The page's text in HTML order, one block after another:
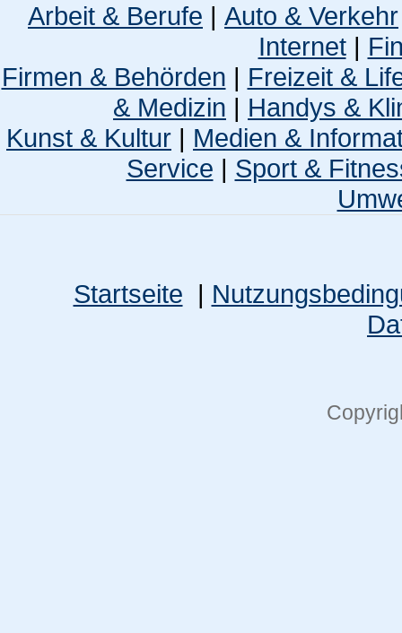
Arbeit & Berufe | Auto & Verkehr
Internet|
Firmen & Behörden | Freizeit &
& Medizin | Handys &
Kunst & Kultur | Medien &
Service | Sport &
Startseite |